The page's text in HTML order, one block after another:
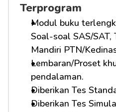
Terprogram
Modul buku
Soal-soal SAS/SAT,
Mandiri PTN/
Lembaran/Proset
pendalaman.
Diberikan Tes
Diberikan Tes